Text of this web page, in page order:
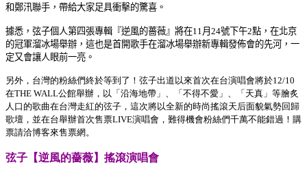
和鄭汛聯手，帶給大家足具衝擊的驚喜。
據悉，弦子個人第四張專輯『逆風的薔薇』將在11 月 24號下午2點，在北京
的冠軍溜冰場舉辦，這也是首開歌手在溜冰場舉辦新專輯發佈會的先河，一
定又會讓人眼前一亮。
另外，台灣的粉絲們終於等到了！弦子出道以來首次在台演唱會將於12/10
在THE WALL公館舉辦，以「沿海地帶」、「不得不愛」、「天真」等膾炙
人口的歌曲在台灣走紅的弦子，這次將以全新的時尚搖滾天后面貌氣勢回歸
歌壇，並在台舉辦首次售票LIVE演唱會，難得機會粉絲們千萬不能錯過！購
票請洽博客來售票網。
弦子【逆風的薔薇】搖滾演唱會